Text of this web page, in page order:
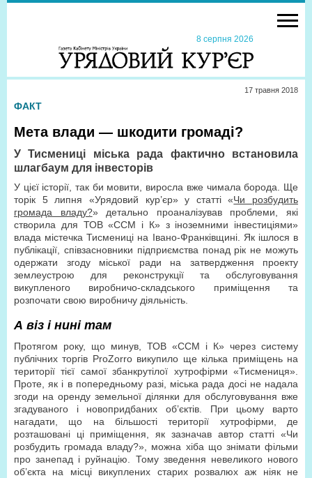
8 серпня 2026
17 травня 2018
ФАКТ
Мета влади — шкодити громаді?
У Тисмениці міська рада фактично встановила
шлагбаум для інвесторів
У цієї історії, так би мовити, виросла вже чимала борода. Ще
торік 5 липня «Урядовий кур’єр» у статті «Чи розбудить
громада владу?» детально проаналізував проблеми, які
створила для ТОВ «ССМ і К» з іноземними інвестиціями»
влада містечка Тисмениці на Івано-Франківщині. Як ішлося в
публікації, співзасновники підприємства понад рік не можуть
одержати згоду міської ради на затвердження проекту
землеустрою для реконструкції та обслуговування
викупленого виробничо-складського приміщення та
розпочати свою виробничу діяльність.
А віз і нині там
Протягом року, що минув, ТОВ «ССМ і К» через систему
публічних торгів ProZorro викупило ще кілька приміщень на
території тієї самої збанкрутілої хутрофірми «Тисмениця».
Проте, як і в попередньому разі, міська рада досі не надала
згоди на оренду земельної ділянки для обслуговування вже
згадуваного і новопридбаних об’єктів. При цьому варто
нагадати, що на більшості території хутрофірми, де
розташовані ці приміщення, як зазначав автор статті «Чи
розбудить громада владу?», можна хіба що знімати фільми
про занепад і руйнацію. Тому зведення невеликого нового
об’єкта на місці викуплених старих розвалюх аж ніяк не